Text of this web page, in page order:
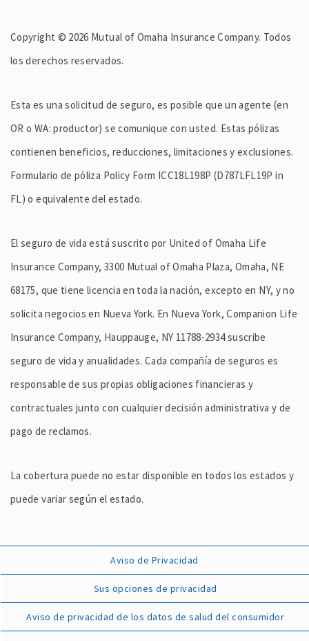
Copyright © 2026 Mutual of Omaha Insurance Company. Todos
los derechos reservados.
Esta es una solicitud de seguro, es posible que un agente (en
OR o WA: productor) se comunique con usted. Estas pólizas
contienen beneficios, reducciones, limitaciones y exclusiones.
Formulario de póliza Policy Form ICC18L198P (D787LFL19P in
FL) o equivalente del estado.
El seguro de vida está suscrito por United of Omaha Life
Insurance Company, 3300 Mutual of Omaha Plaza, Omaha, NE
68175, que tiene licencia en toda la nación, excepto en NY, y no
solicita negocios en Nueva York. En Nueva York, Companion Life
Insurance Company, Hauppauge, NY 11788-2934 suscribe
seguro de vida y anualidades. Cada compañía de seguros es
responsable de sus propias obligaciones financieras y
contractuales junto con cualquier decisión administrativa y de
pago de reclamos.
La cobertura puede no estar disponible en todos los estados y
puede variar según el estado.
Aviso de Privacidad
Sus opciones de privacidad
Aviso de privacidad de los datos de salud del consumidor